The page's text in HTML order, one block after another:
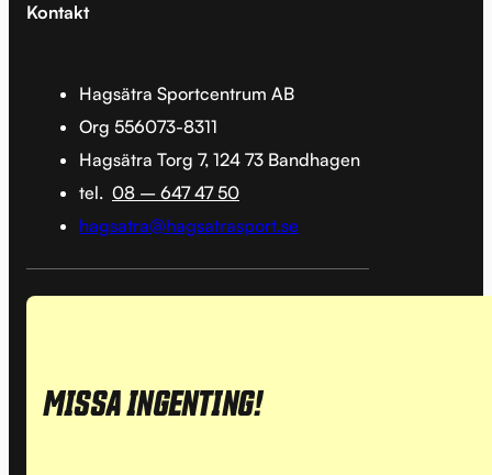
Kontakt
Hagsätra Sportcentrum AB
Org 556073-8311
Hagsätra Torg 7, 124 73 Bandhagen
tel. 08 – 647 47 50
hagsatra@hagsatrasport.se
MISSA INGENTING!